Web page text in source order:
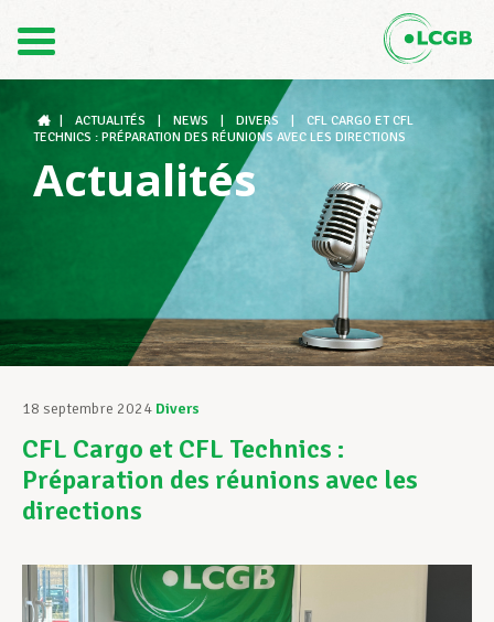
DE
Le LCGB
Structures syndicales
Assistance au Travail
Vos droits
ACTUALITÉS NEWS DIVERS
CFL CARGO ET CFL
TECHNICS : PRÉPARATION DES RÉUNIONS AVEC LES DIRECTIONS
Actualités
18 septembre 2024 Divers
CFL Cargo et CFL Technics :
Préparation des réunions avec les
directions